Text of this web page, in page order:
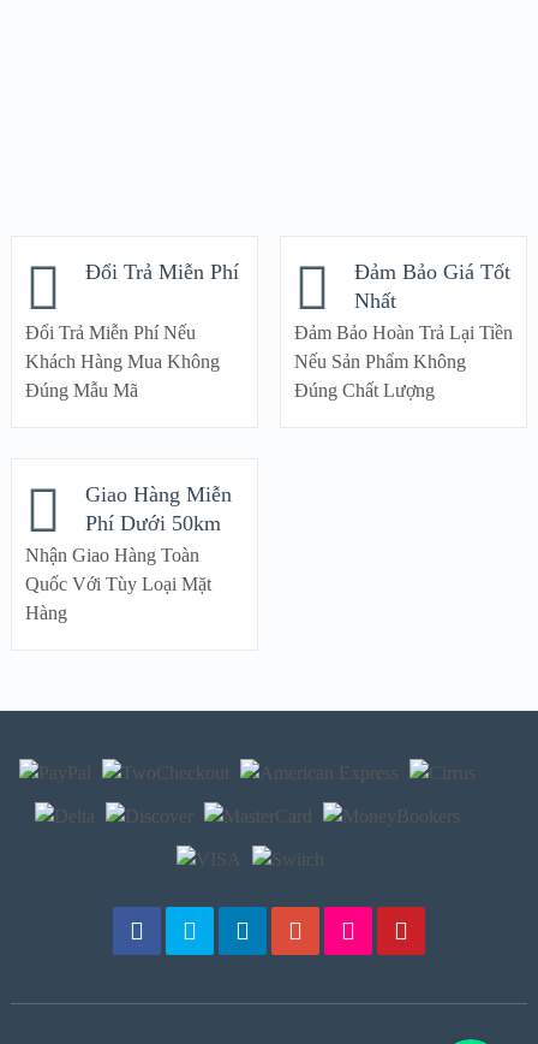
Đổi Trả Miễn Phí
Đổi Trả Miễn Phí Nếu
Khách Hàng Mua Không
Đúng Mẫu Mã
Đảm Bảo Giá Tốt
Nhất
Đảm Bảo Hoàn Trả Lại Tiền
Nếu Sản Phẩm Không
Đúng Chất Lượng
Giao Hàng Miễn
Phí Dưới 50km
Nhận Giao Hàng Toàn
Quốc Với Tùy Loại Mặt
Hàng
Gọi Ngay!